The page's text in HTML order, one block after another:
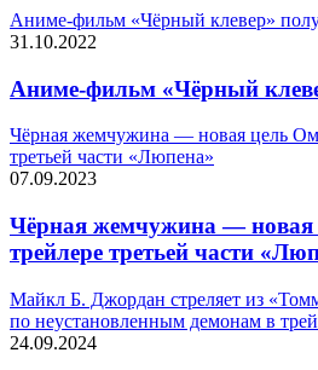
Аниме-фильм «Чёрный клевер»
31.10.2022
Аниме-фильм «Чёрный
Чёрная жемчужина — новая цель
третьей части «Люпена»
07.09.2023
Чёрная жемчужина —
трейлере третьей части
Майкл Б. Джордан стреляет из
по неустановленным демонам в
24.09.2024